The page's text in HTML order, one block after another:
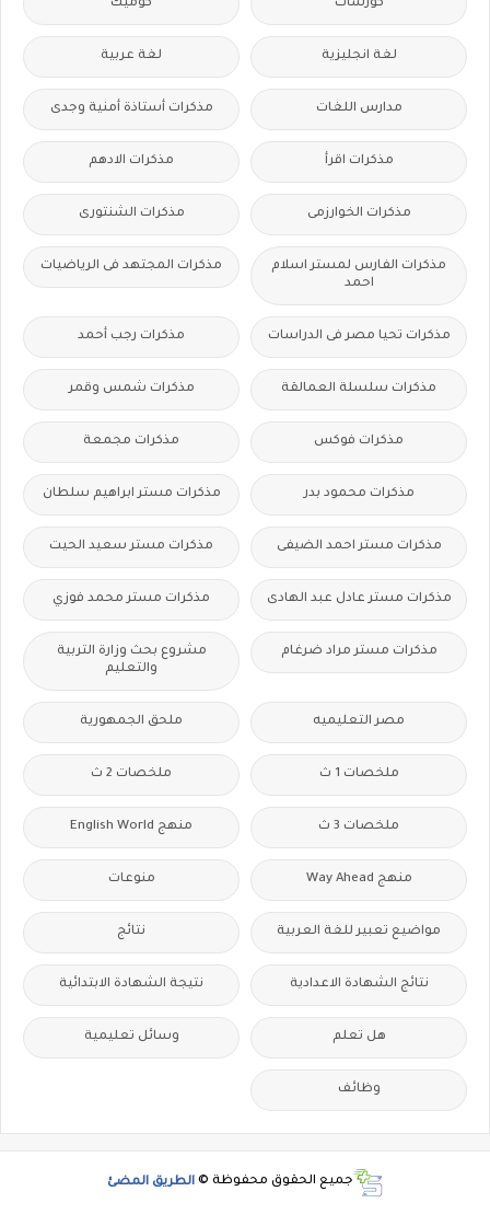
كورسات كوميك
لغة انجليزية لغة عربية
مدارس اللغات مذكرات أستاذة أمنية وجدى
مذكرات اقرأ مذكرات الادهم
مذكرات الخوارزمى مذكرات الشنتورى
مذكرات الفارس لمستر اسلام
احمد
مذكرات المجتهد فى الرياضيات
مذكرات تحيا مصر فى الدراسات مذكرات رجب أحمد
مذكرات سلسلة العمالقة مذكرات شمس وقمر
مذكرات فوكس مذكرات مجمعة
مذكرات محمود بدر مذكرات مستر ابراهيم سلطان
مذكرات مستر احمد الضيفى مذكرات مستر سعيد الحيت
مذكرات مستر عادل عبد الهادى مذكرات مستر محمد فوزي
مذكرات مستر مراد ضرغام
مشروع بحث وزارة التربية
والتعليم
مصر التعليميه ملحق الجمهورية
ملخصات 1 ث ملخصات 2 ث
ملخصات 3 ث منهج English World
منهج Way Ahead منوعات
مواضيع تعبير للغة العربية نتائج
نتائج الشهادة الاعدادية نتيجة الشهادة الابتدائية
هل تعلم وسائل تعليمية
وظائف
جميع الحقوق محفوظة © الطريق المضئ